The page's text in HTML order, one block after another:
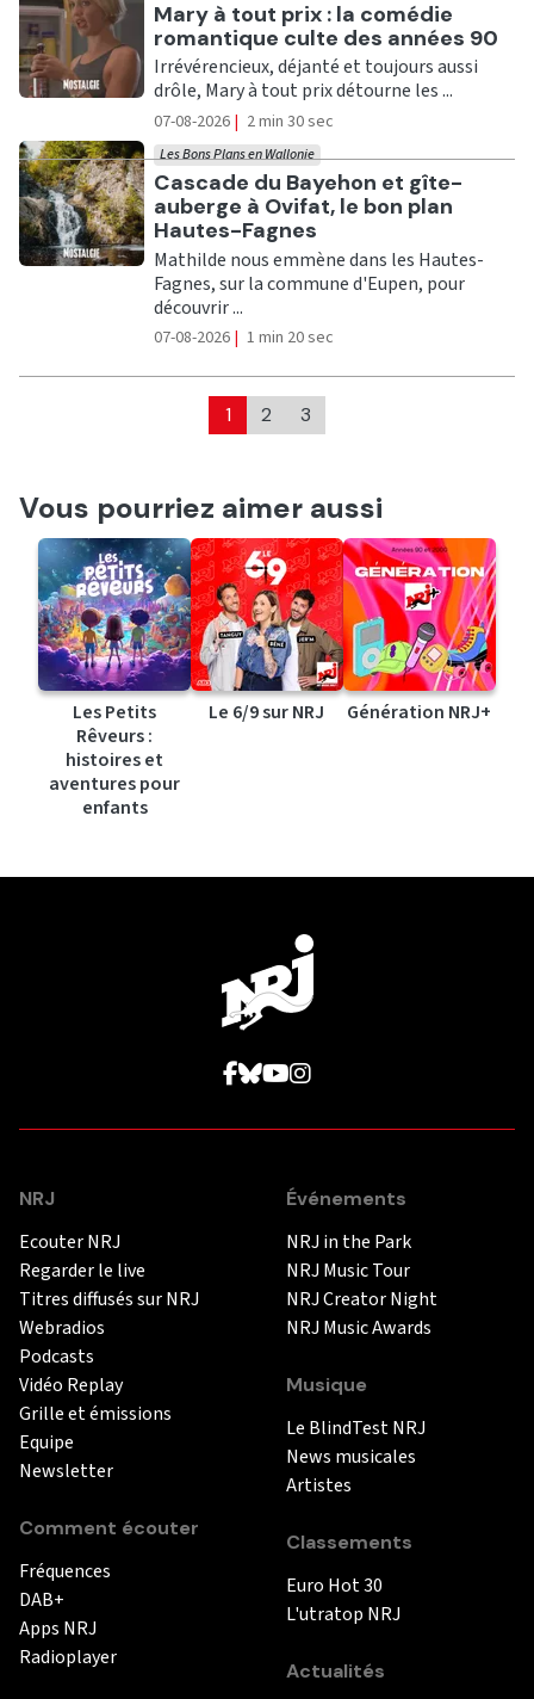
Ecouter
Mary à tout prix : la comédie
romantique culte des années 90
Irrévérencieux, déjanté et toujours aussi
drôle, Mary à tout prix détourne les ...
07-08-2026 | 2 min 30 sec
Ecouter
Cascade du Bayehon et gîte-
auberge à Ovifat, le bon plan
Hautes-Fagnes
Les Bons Plans en Wallonie
Mathilde nous emmène dans les Hautes-
Fagnes, sur la commune d'Eupen, pour
découvrir ...
07-08-2026 | 1 min 20 sec
1 2 3
Vous pourriez aimer aussi
Les Petits
Rêveurs :
histoires et
aventures pour
enfants
Le 6/9 sur NRJ Génération NRJ+
NRJ
Ecouter NRJ
Regarder le live
Titres diffusés sur NRJ
Webradios
Podcasts
Vidéo Replay
Grille et émissions
Equipe
Newsletter
Comment écouter
Fréquences
DAB+
Apps NRJ
Radioplayer
Événements
NRJ in the Park
NRJ Music Tour
NRJ Creator Night
NRJ Music Awards
Musique
Le BlindTest NRJ
News musicales
Artistes
Classements
Euro Hot 30
L'utratop NRJ
Actualités